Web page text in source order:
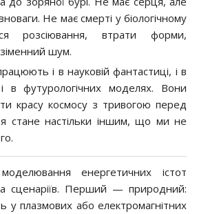
Не має смерті у біологічному
розсіювання, втрати форми,
шум.
і в науковій фантастиці, і в
в футурологічних моделях. Вони
красу космосу з тривогою перед
стане настільки іншим, що ми не
енергетичних істот
сценаріїв. Перший — природний:
у плазмових або електромагнітних